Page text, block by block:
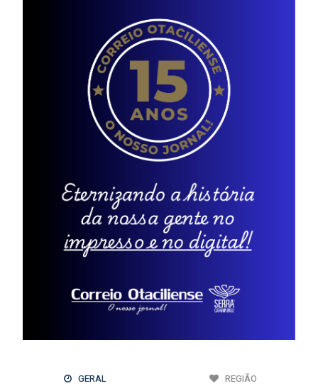
GERAL REGIÃO